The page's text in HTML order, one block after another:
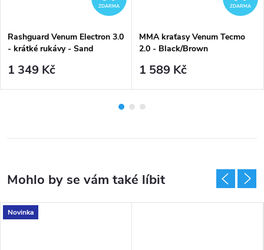
ZDARMA
Rashguard Venum Electron 3.0
- krátké rukávy - Sand
1 349 Kč
ZDARMA
MMA kraťasy Venum Tecmo
2.0 - Black/Brown
1 589 Kč
Novinka